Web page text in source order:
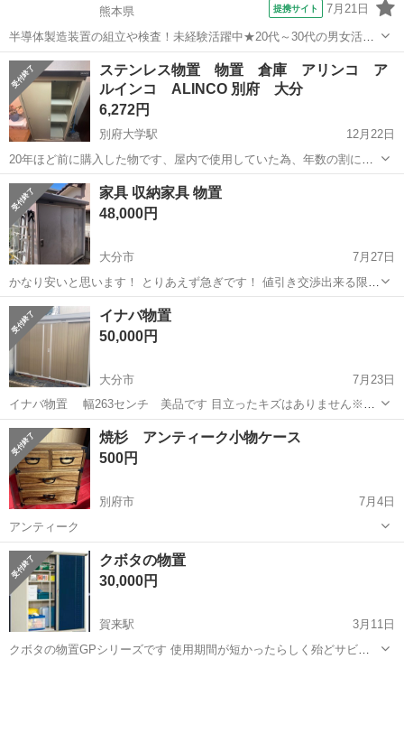
熊本県
提携サイト 7月21日
半導体製造装置の組立や検査！未経験活躍中★20代～30代の男女活躍
中★ワンルーム寮完備！赴任旅費会社負担！マイカー通勤OK！無料駐
車場あり！正社員登用あり！《熊本県菊池郡大津町》 人気の工場のお
仕事 ◇半導体製造装置の組立...
熊本 その他
ステンレス物置 物置 倉庫 アリンコ ア
ルインコ ALINCO 別府 大分
6,272円
別府大学駅
12月22日
20年ほど前に購入した物です、屋内で使用していた為、年数の割に綺
麗かなと思いますが、写真に映らないキズ汚れあると思いますのでそ
の点はご了承下さい。 鍵は出てきた場合のみおつけします。 近場であ
れば、送料分頂いて家まで持って...
大分 別府市 別府大学駅 収納家具
家具 収納家具 物置
48,000円
大分市
7月27日
かなり安いと思います！ とりあえず急ぎです！ 値引き交渉出来る限り
お受けします！ ヤフオク落札平均57000円です！ INABA イナバ物置
MBW-30H サイズは写真に載せてますので ご参照ください 鍵無し ◇
商...
大分 大分市 収納家具
イナバ物置
50,000円
大分市
7月23日
イナバ物置 幅263センチ 美品です 目立ったキズはありません※鍵
はありません ご自身で運搬の手配お願い致します 大分市寒田の住宅地
にあります 現地確認可能です ８／4までにお引き取り お願い致しま
す サイズの詳細は...
大分 大分市 収納家具 イナバ物置
焼杉 アンティーク小物ケース
500円
別府市
7月4日
アンティーク
大分 別府市 収納家具 アンティーク
クボタの物置
30,000円
賀来駅
3月11日
クボタの物置GPシリーズです 使用期間が短かったらしく殆どサビな